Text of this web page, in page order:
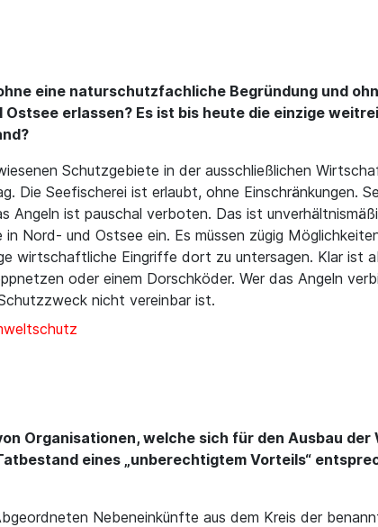
eine naturschutzfachliche Begründung und
erlassen? Es ist bis heute die einzige
Schutzgebiete in der ausschließlichen
Die Seefischerei ist erlaubt, ohne Einschränkungen.
Angeln ist pauschal verboten. Das ist
Nord- und Ostsee ein. Es müssen zügig
wirtschaftliche Eingriffe dort zu untersagen. Klar ist
oder einem Dorschköder. Wer das Angeln
nicht vereinbar ist.
Organisationen, welche sich für den Ausbau
eines „unberechtigtem Vorteils“
Nebeneinkünfte aus dem Kreis der